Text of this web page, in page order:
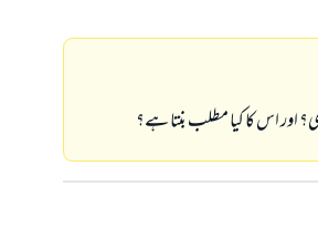
اور اس کا کیا مطلب بنتا ہے؟